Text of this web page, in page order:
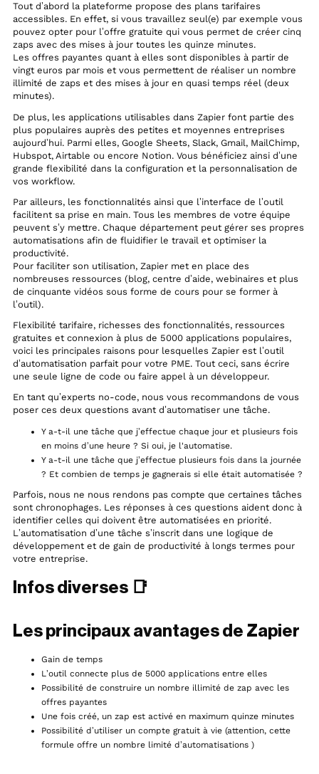
Tout d’abord la plateforme propose des plans tarifaires
accessibles. En effet, si vous travaillez seul(e) par exemple vous
pouvez opter pour l’offre gratuite qui vous permet de créer cinq
zaps avec des mises à jour toutes les quinze minutes.
Les offres payantes quant à elles sont disponibles à partir de
vingt euros par mois et vous permettent de réaliser un nombre
illimité de zaps et des mises à jour en quasi temps réel (deux
minutes).
De plus, les applications utilisables dans Zapier font partie des
plus populaires auprès des petites et moyennes entreprises
aujourd’hui. Parmi elles, Google Sheets, Slack, Gmail, MailChimp,
Hubspot, Airtable ou encore Notion. Vous bénéficiez ainsi d’une
grande flexibilité dans la configuration et la personnalisation de
vos workflow.
Par ailleurs, les fonctionnalités ainsi que l’interface de l’outil
facilitent sa prise en main. Tous les membres de votre équipe
peuvent s’y mettre. Chaque département peut gérer ses propres
automatisations afin de fluidifier le travail et optimiser la
productivité.
Pour faciliter son utilisation, Zapier met en place des
nombreuses ressources (blog, centre d’aide, webinaires et plus
de cinquante vidéos sous forme de cours pour se former à
l’outil).
Flexibilité tarifaire, richesses des fonctionnalités, ressources
gratuites et connexion à plus de 5000 applications populaires,
voici les principales raisons pour lesquelles Zapier est l’outil
d’automatisation parfait pour votre PME. Tout ceci, sans écrire
une seule ligne de code ou faire appel à un développeur.
En tant qu’experts no-code, nous vous recommandons de vous
poser ces deux questions avant d’automatiser une tâche.
Y a-t-il une tâche que j’effectue chaque jour et plusieurs fois
en moins d’une heure ? Si oui, je l'automatise.
Y a-t-il une tâche que j’effectue plusieurs fois dans la journée
? Et combien de temps je gagnerais si elle était automatisée ?
Parfois, nous ne nous rendons pas compte que certaines tâches
sont chronophages. Les réponses à ces questions aident donc à
identifier celles qui doivent être automatisées en priorité.
L’automatisation d’une tâche s’inscrit dans une logique de
développement et de gain de productivité à longs termes pour
votre entreprise.
Infos diverses 📑
Les principaux avantages de Zapier
Gain de temps
L’outil connecte plus de 5000 applications entre elles
Possibilité de construire un nombre illimité de zap avec les
offres payantes
Une fois créé, un zap est activé en maximum quinze minutes
Possibilité d’utiliser un compte gratuit à vie (attention, cette
formule offre un nombre limité d’automatisations )